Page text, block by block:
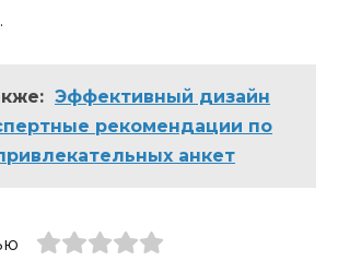
Эффективный дизайн
рекомендации по
анкет